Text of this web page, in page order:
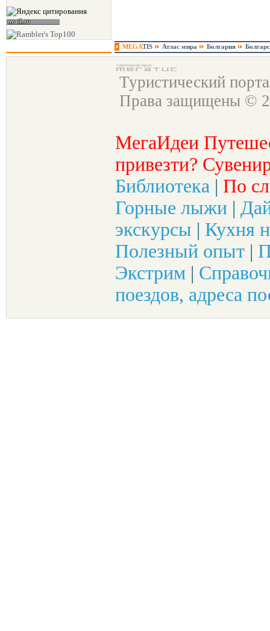
MEGATIS Атлас мира Болгария
Туристический
Права защищены ©
МегаИдеи
привезти?
Библиотека | По
Горные лыжи |
экскурсы | Кухня
Полезный опыт |
Экстрим |
поездов, адреса